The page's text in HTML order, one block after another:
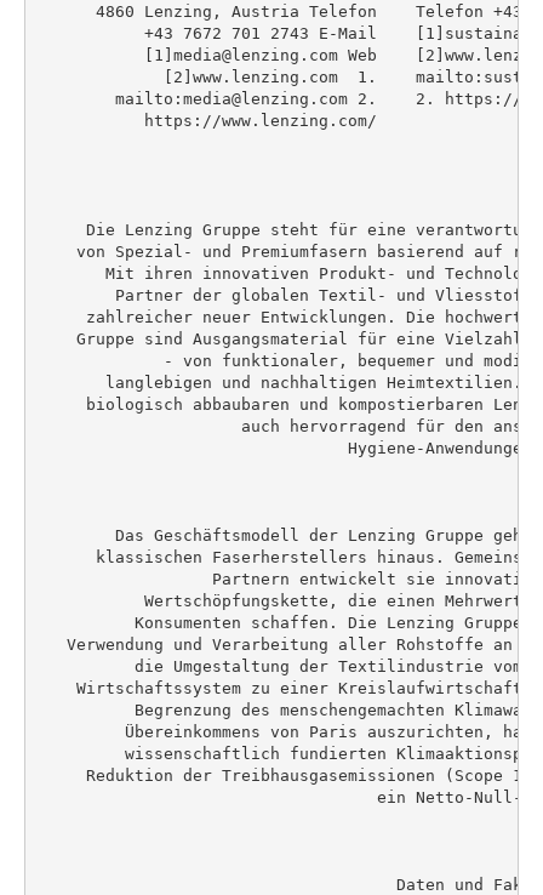
4860 Lenzing, Austria Telefon    Telefon +43
+43 7672 701 2743 E-Mail
[1]media@lenzing.com Web
[2]www.lenzing.com  1.
mailto:media@lenzing.com 2.    2. https://
           https://www.lenzing.com/
Die Lenzing Gruppe steht für eine
von Spezial- und Premiumfasern basierend auf
Mit ihren innovativen Produkt- und
Partner der globalen Textil- und
zahlreicher neuer Entwicklungen. Die
Gruppe sind Ausgangsmaterial für eine Vielzahl
- von funktionaler, bequemer und
langlebigen und nachhaltigen Heimtextilien.
biologisch abbaubaren und kompostierbaren
auch hervorragend für den
Hygiene-Anwendungen
Das Geschäftsmodell der Lenzing Gruppe geht
klassischen Faserherstellers hinaus.
Partnern entwickelt sie
Wertschöpfungskette, die einen Mehrwert
Konsumenten schaffen. Die Lenzing Gruppe
Verwendung und Verarbeitung aller Rohstoffe an
die Umgestaltung der Textilindustrie vom
Wirtschaftssystem zu einer Kreislaufwirtschaft.
Begrenzung des menschengemachten
Übereinkommens von Paris auszurichten, hat
wissenschaftlich fundierten
Reduktion der Treibhausgasemissionen (Scope 1,
ein Netto-Null-
Daten und